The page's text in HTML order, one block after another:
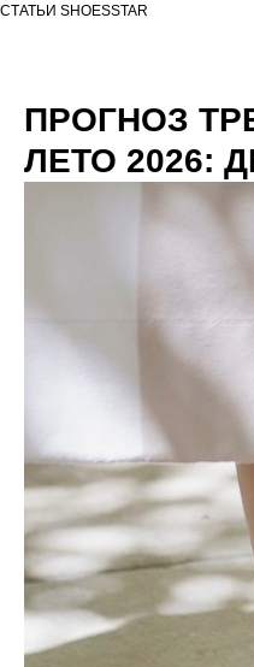
СТАТЬИ SHOESSTAR
ПРОГНОЗ
ЛЕТО 2026: